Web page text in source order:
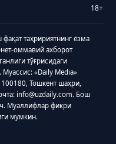
18+
таҳририятнинг ёзма
оммавий ахборот
тўғрисидаги
«Daily Media»
Тошкент шаҳри,
info@uzdaily.com. Бош
Муаллифлар фикри
мумкин.